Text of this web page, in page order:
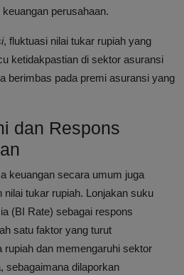
perusahaan.
, fluktuasi nilai tukar rupiah yang
ketidakpastian di sektor asuransi
berimbas pada premi asuransi yang
dan Respons
keuangan secara umum juga
tukar rupiah. Lonjakan suku
(BI Rate) sebagai respons
satu faktor yang turut
rupiah dan memengaruhi sektor
sebagaimana dilaporkan